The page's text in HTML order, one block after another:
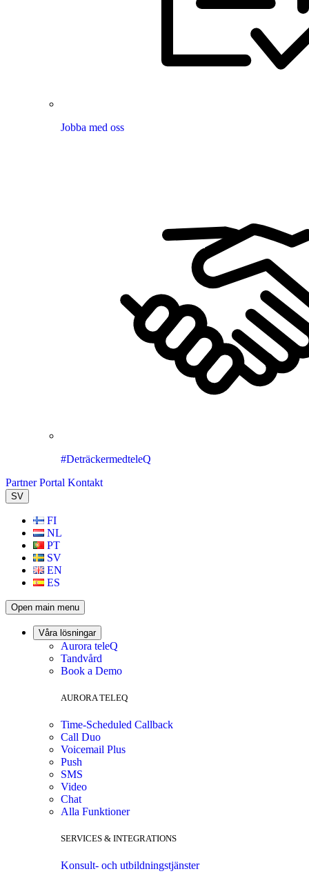
Jobba med oss
#DeträckermedteleQ
Partner Portal Kontakt
SV
FI
NL
PT
SV
EN
ES
Open main menu
Våra lösningar
Aurora teleQ
Tandvård
Book a Demo
AURORA TELEQ
Time-Scheduled Callback
Call Duo
Voicemail Plus
Push
SMS
Video
Chat
Alla Funktioner
SERVICES & INTEGRATIONS
Konsult- och utbildningstjänster